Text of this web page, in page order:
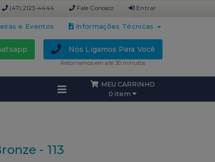
(47) 2123-4444 Fale Conosco Entrar
e Eventos Informações Técnicas
Nós Ligamos Para Você
Retornamos em até 30 minutos
MEU CARRINHO
0 item
- 113